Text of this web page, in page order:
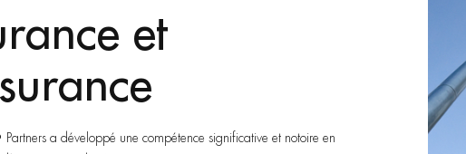
tourisme et
accompagne et conseille les acteurs majeurs du